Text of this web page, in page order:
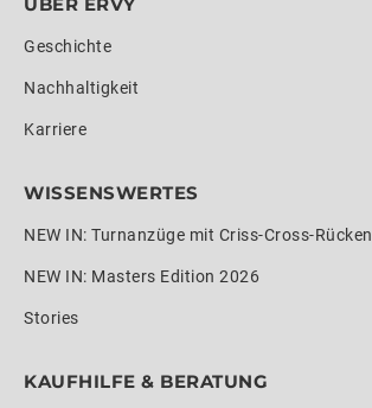
Geschichte
Nachhaltigkeit
Karriere
WISSENSWERTES
NEW IN: Turnanzüge mit Criss-Cross-Rücken
NEW IN: Masters Edition 2026
Stories
KAUFHILFE & BERATUNG